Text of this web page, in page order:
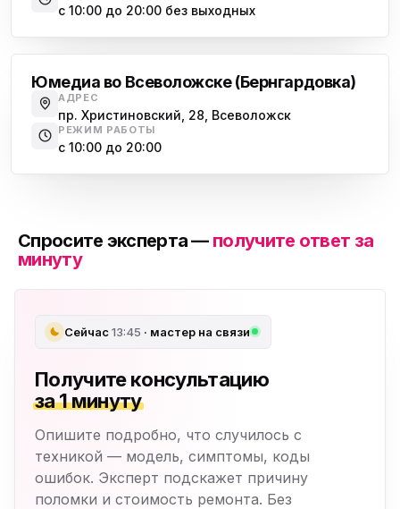
с 10:00 до 20:00 без выходных
Юмедиа во Всеволожске (Бернгардовка)
АДРЕС
пр. Христиновский, 28, Всеволожск
РЕЖИМ РАБОТЫ
с 10:00 до 20:00
Спросите эксперта — получите ответ за
минуту
Сейчас13:45 · мастер на связи
Получите консультацию
за 1 минуту
Опишите подробно, что случилось с
техникой — модель, симптомы, коды
ошибок. Эксперт подскажет причину
поломки и стоимость ремонта. Без